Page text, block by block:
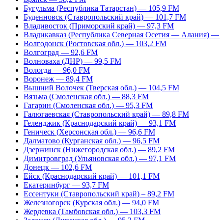
Бугульма (Республика Татарстан) — 105,9 FM
Буденновск (Ставропольский край) — 101,7 FM
Владивосток (Приморский край) — 97,3 FM
Владикавказ (Республика Северная Осетия — Алания)
Волгодонск (Ростовская обл.) — 103,2 FM
Волгоград — 92,6 FM
Волноваха (ДНР) — 99,5 FM
Вологда — 96,0 FM
Воронеж — 89,4 FM
Вышний Волочек (Тверская обл.) — 104,5 FM
Вязьма (Смоленская обл.) — 88,3 FM
Гагарин (Смоленская обл.) — 95,3 FM
Галюгаевская (Ставропольский край) — 89,8 FM
Геленджик (Краснодарский край) — 93,1 FM
Геническ (Херсонская обл.) — 96,6 FM
Далматово (Курганская обл.) — 96,5 FM
Дзержинск (Нижегородская обл.) — 89,2 FM
Димитровград (Ульяновская обл.) — 97,1 FM
Донецк — 102,6 FM
Ейск (Краснодарский край) — 101,1 FM
Екатеринбург — 93,7 FM
Ессентуки (Ставропольский край) – 89,2 FM
Железногорск (Курская обл.) — 94,0 FM
Жердевка (Тамбовская обл.) — 103,3 FM